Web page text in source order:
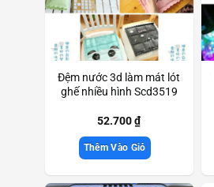
Đệm nước 3d làm mát lót
ghế nhiều hình Scd3519
52.700₫
Thêm Vào Giỏ